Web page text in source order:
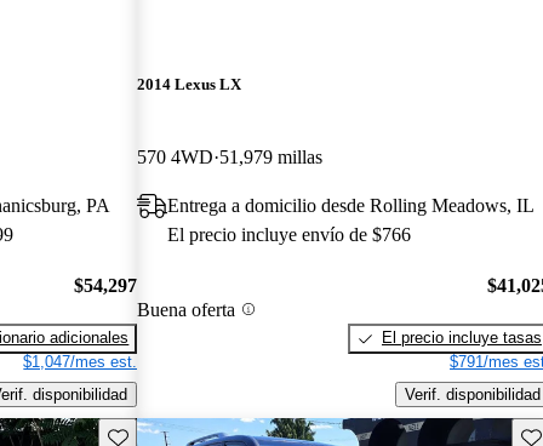
PA
$54,297
adicionales
$1,047/mes est.
disponibilidad
2014 Lexus LX
570 4WD 51,979 millas
Entrega a domicilio desde Rolling Meadows, IL
El precio incluye envío de $766
Buena oferta
El precio incluye tasas
$791/mes
Verif. disponibilidad
Guarda este Aviso